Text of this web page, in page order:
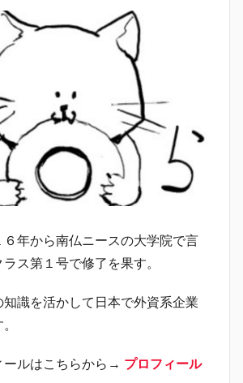
６年から南仏ニースの大学院で言
ス第１号で修了を果す。
識を活かして日本で外資系企業
ールはこちらから→ プロフィール